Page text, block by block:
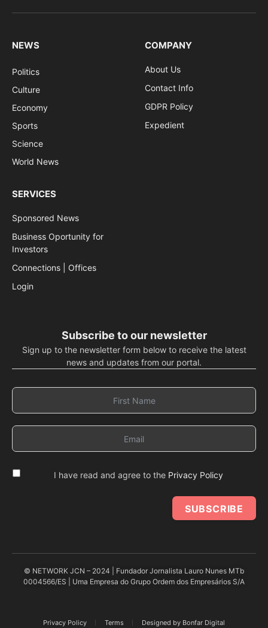
NEWS
Politics
Culture
Economy
Sports
Science
World News
COMPANY
About Us
Contact Info
GDPR Policy
Expedient
SERVICES
Sponsored News
Business Oportunity for
Investors
Connections | Offices
Login
Subscribe to our newsletter
Sign up to the newsletter form below to receive the latest
news and updates from our portal.
I have read and agree to the Privacy Policy
SUBSCRIBE
© NETWORK JCN – 2024 | Fundador Jornalista Lauro Nunes MTb
0004566/ES | Uma Empresa do Grupo Ordem dos Empresários S/A
Privacy Policy Terms Designed by Bonfar Digital